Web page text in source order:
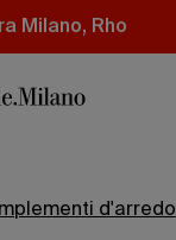
Milano, Rho
d'arredo